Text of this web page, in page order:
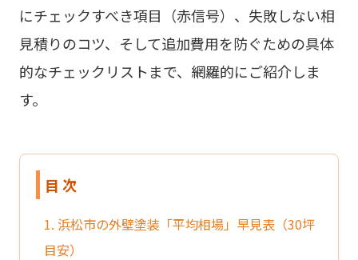
にチェックすべき項目（赤信号）、失敗しない相
見積りのコツ、そして追加費用を防ぐための具体
的なチェックリストまで、網羅的にご紹介しま
す。
目 次
1. 浜松市の外壁塗装「平均相場」早見表（30坪
目安）